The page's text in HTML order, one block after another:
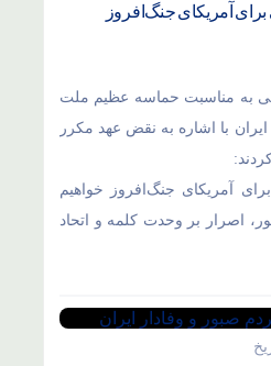
آمریکای جنگ‌افروز
به مناسبت حماسه عظیم ملت
ایران با اشاره به نقض عهد مکرر
آمریکای جنگ‌افروز خواهیم
اصرار بر وحدت کلمه و اتحاد